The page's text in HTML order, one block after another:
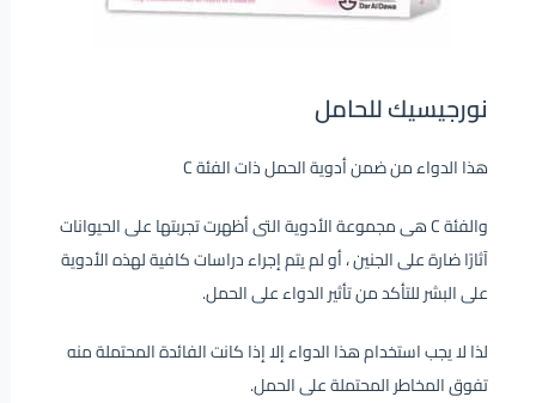
نورجيسيك للحامل
هذا الدواء من ضمن أدوية الحمل ذات الفئة C
والفئة C هى مجموعة الأدوية التى أظهرت تجربتها على الحيوانات
آثارًا ضارة على الجنين ، أو لم يتم إجراء دراسات كافية لهذه الأدوية
على البشر للتأكد من تأثير الدواء على الحمل.
لذا لا يجب استخدام هذا الدواء إلا إذا كانت الفائدة المحتملة منه
تفوق المخاطر المحتملة على الحمل.